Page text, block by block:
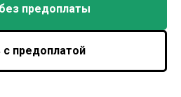
предоплаты
с предоплатой